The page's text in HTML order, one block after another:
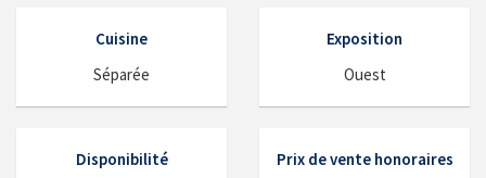
Cuisine
Séparée
Exposition
Ouest
Disponibilité
Prix de vente honoraires